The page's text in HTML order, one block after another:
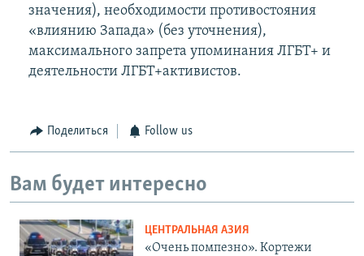
значения), необходимости противостояния
«влиянию Запада» (без уточнения),
максимального запрета упоминания ЛГБТ+ и
деятельности ЛГБТ+активистов.
Поделиться Follow us
Вам будет интересно
ЦЕНТРАЛЬНАЯ АЗИЯ
«Очень помпезно». Кортежи